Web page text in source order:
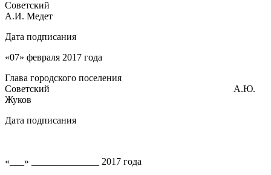
Советский
А.И. Медет
Дата подписания
«07» февраля 2017 года
Глава городского поселения
Советский А.Ю.
Жуков
Дата подписания
«___» ______________ 2017 года